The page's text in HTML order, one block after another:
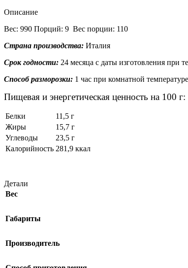
Описание
Вес: 990 Порций: 9 Вес порции: 110
Страна производства: Италия
Срок годности: 24 месяца с даты изготовления при
Способ разморозки: 1 час при комнатной
Пищевая и энергетическая ценность на 100 г:
Белки
11,5 г
Жиры
15,7 г
Углеводы
23,5 г
Калорийность 281,9 ккал
Детали
Вес
Габариты
Производитель